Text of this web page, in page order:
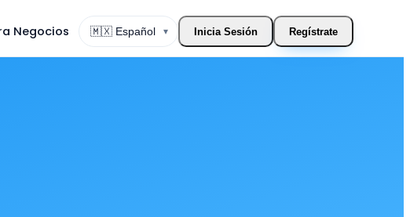
Negocios Cambiar Idioma
▾ Inicia Sesión Regístrate